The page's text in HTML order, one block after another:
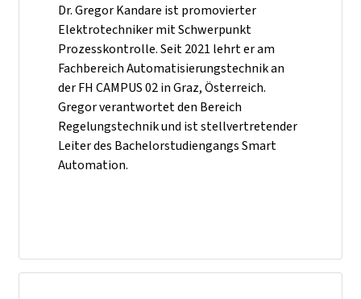
Dr. Gregor Kandare ist promovierter
Elektrotechniker mit Schwerpunkt
Prozesskontrolle. Seit 2021 lehrt er am
Fachbereich Automatisierungstechnik an
der FH CAMPUS 02 in Graz, Österreich.
Gregor verantwortet den Bereich
Regelungstechnik und ist stellvertretender
Leiter des Bachelorstudiengangs Smart
Automation.